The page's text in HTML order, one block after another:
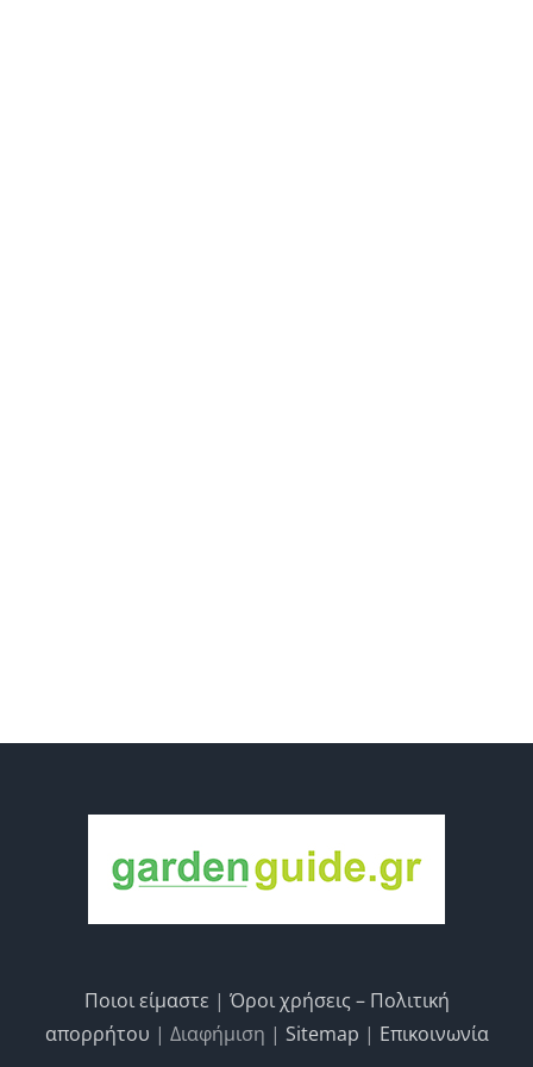
Ποιοι είμαστε | Όροι χρήσεις – Πολιτική
απορρήτου | Διαφήμιση | Sitemap | Επικοινωνία